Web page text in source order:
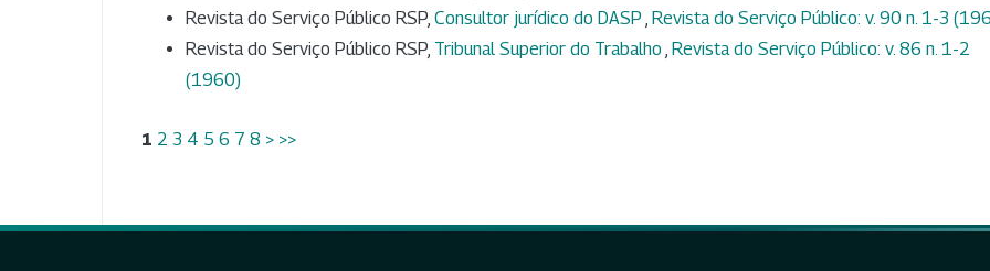
Revista do Serviço Público RSP, Consultor jurídico do DASP , Revista do Serviço Público: v. 90 n. 1-3
Revista do Serviço Público RSP, Tribunal Superior do Trabalho , Revista do Serviço Público: v. 86 n. 1-2
(1960)
1 2 3 4 5 6 7 8 > >>